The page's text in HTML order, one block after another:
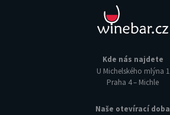
Kde nás najdete
U Michelského mlýna 1
Praha 4 – Michle
Naše otevírací doba